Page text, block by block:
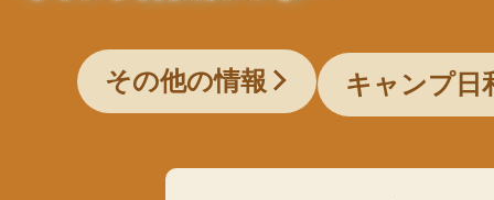
その他の情報 キャンプ日